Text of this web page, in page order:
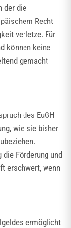
der die
Recht
verletze. Für
können keine
gemacht
des EuGH
wie sie bisher
Förderung und
erschwert, wenn
ermöglicht